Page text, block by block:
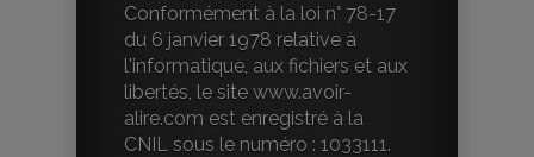
Conformément à la loi n° 78-17
du 6 janvier 1978 relative à
l'informatique, aux fichiers et aux
libertés, le site www.avoir-
alire.com est enregistré à la
CNIL sous le numéro : 1033111.